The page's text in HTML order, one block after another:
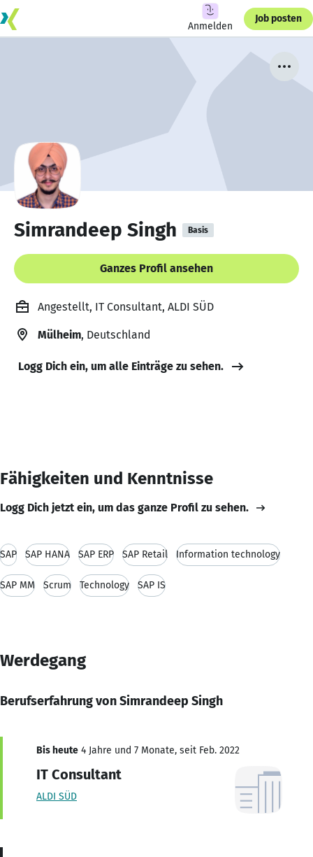
Anmelden
Job posten
Simrandeep Singh Basis
Ganzes Profil ansehen
Angestellt, IT Consultant, ALDI SÜD
Mülheim, Deutschland
Logg Dich ein, um alle Einträge zu sehen.
Fähigkeiten und Kenntnisse
Logg Dich jetzt ein, um das ganze Profil zu sehen.
SAP SAP HANA SAP ERP SAP Retail Information technology
SAP MM Scrum Technology SAP IS
Werdegang
Berufserfahrung von Simrandeep Singh
Bis heute 4 Jahre und 7 Monate, seit Feb. 2022
IT Consultant
ALDI SÜD